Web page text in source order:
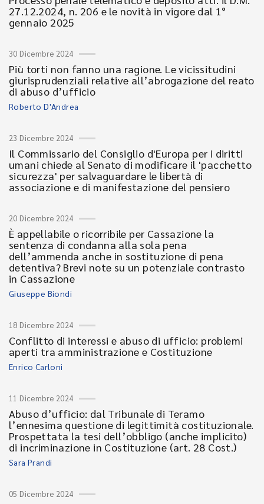
27.12.2024, n. 206 e le novità in vigore dal 1°
gennaio 2025
30 Dicembre 2024
Più torti non fanno una ragione. Le vicissitudini
giurisprudenziali relative all’abrogazione del reato
di abuso d’ufficio
Roberto D'Andrea
23 Dicembre 2024
Il Commissario del Consiglio d'Europa per i diritti
umani chiede al Senato di modificare il 'pacchetto
sicurezza' per salvaguardare le libertà di
associazione e di manifestazione del pensiero
20 Dicembre 2024
È appellabile o ricorribile per Cassazione la
sentenza di condanna alla sola pena
dell’ammenda anche in sostituzione di pena
detentiva? Brevi note su un potenziale contrasto
in Cassazione
Giuseppe Biondi
18 Dicembre 2024
Conflitto di interessi e abuso di ufficio: problemi
aperti tra amministrazione e Costituzione
Enrico Carloni
11 Dicembre 2024
Abuso d’ufficio: dal Tribunale di Teramo
l’ennesima questione di legittimità costituzionale.
Prospettata la tesi dell’obbligo (anche implicito)
di incriminazione in Costituzione (art. 28 Cost.)
Sara Prandi
05 Dicembre 2024